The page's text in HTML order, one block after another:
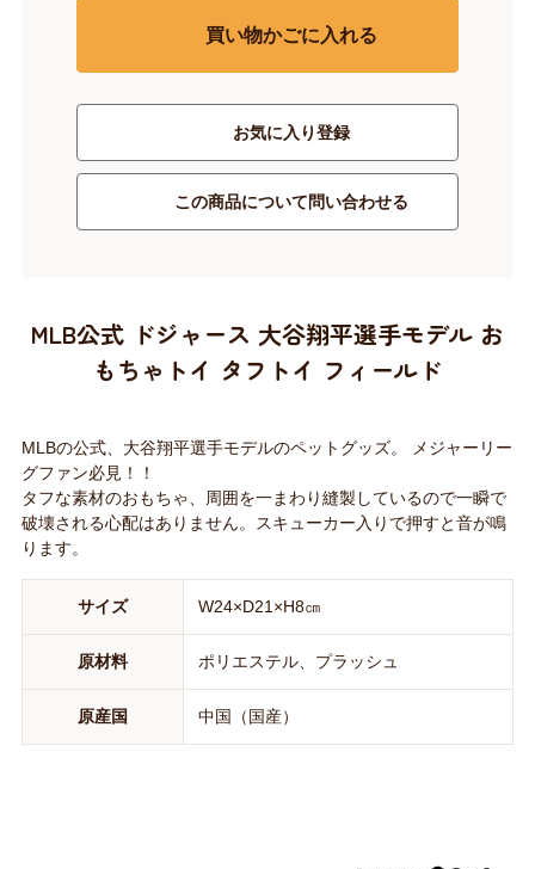
買い物かごに入れる
お気に入り登録
この商品について問い合わせる
MLB公式 ドジャース 大谷翔平選手モデル お
もちゃトイ タフトイ フィールド
MLBの公式、大谷翔平選手モデルのペットグッズ。 メジャーリー
グファン必見！！
タフな素材のおもちゃ、周囲を一まわり縫製しているので一瞬で
破壊される心配はありません。スキューカー入りで押すと音が鳴
ります。
サイズ W24×D21×H8㎝
原材料 ポリエステル、プラッシュ
原産国 中国（国産）